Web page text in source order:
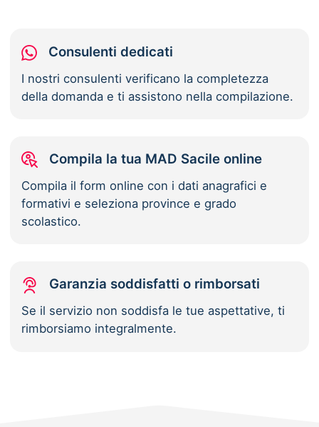
Consulenti dedicati
I nostri consulenti verificano la completezza
della domanda e ti assistono nella compilazione.
Compila la tua MAD Sacile online
Compila il form online con i dati anagrafici e
formativi e seleziona province e grado
scolastico.
Garanzia soddisfatti o rimborsati
Se il servizio non soddisfa le tue aspettative, ti
rimborsiamo integralmente.